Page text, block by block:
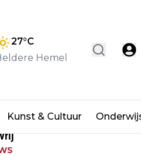
27°C
Hemel
Kunst & Cultuur